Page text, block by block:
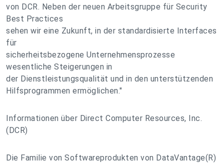
von DCR. Neben der neuen Arbeitsgruppe für Security
Best Practices
sehen wir eine Zukunft, in der standardisierte Interfaces
für
sicherheitsbezogene Unternehmensprozesse
wesentliche Steigerungen in
der Dienstleistungsqualität und in den unterstützenden
Hilfsprogrammen ermöglichen."
Informationen über Direct Computer Resources, Inc.
(DCR)
Die Familie von Softwareprodukten von DataVantage(R)